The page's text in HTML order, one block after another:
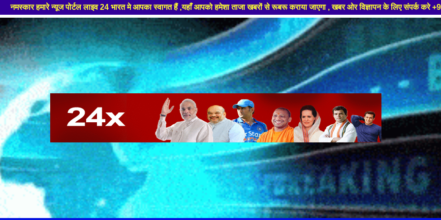
पोर्टल लाइव 24 भारत मे आपका स्वागत हैं ,यहाँ आपको हमेशा ताजा खबरों से रूबरू कराया जाएगा , खबर ओर विज्ञापन के लिए संपर्क करे +91 99681